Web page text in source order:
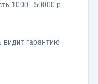
1000 - 50000 р.
видит гарантию